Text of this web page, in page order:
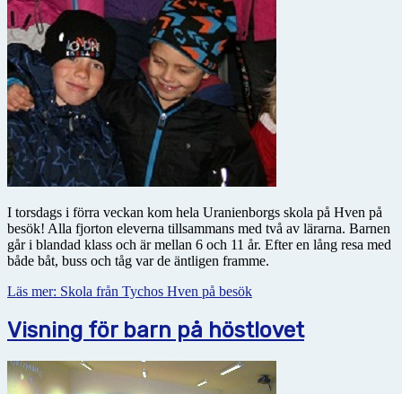
I torsdags i förra veckan kom hela Uranienborgs skola på Hven på
besök! Alla fjorton eleverna tillsammans med två av lärarna. Barnen
går i blandad klass och är mellan 6 och 11 år. Efter en lång resa med
både båt, buss och tåg var de äntligen framme.
Läs mer: Skola från Tychos Hven på besök
Visning för barn på höstlovet